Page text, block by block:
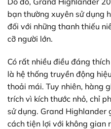
bạn thường xuyên sử dụng
đối với những thanh thiếu
cỡ người lớn.
Có rất nhiều điều đáng
là hệ thống truyền động
thoải mái. Tuy nhiên, hàng
trích vì kích thước nhỏ, chỉ
sử dụng. Grand
cách tiện lợi với không gian